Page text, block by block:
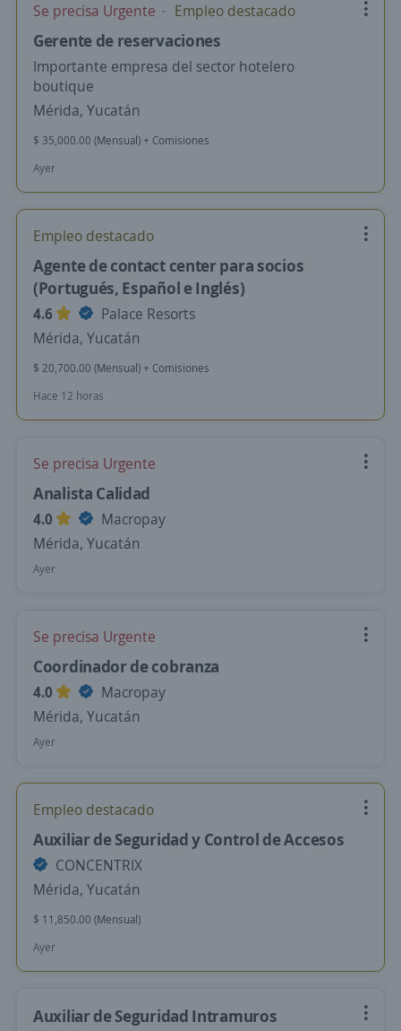
Se precisa Urgente Empleo destacado
Gerente de reservaciones
Importante empresa del sector hotelero
boutique
Mérida, Yucatán
$ 35,000.00 (Mensual) + Comisiones
Ayer
Empleo destacado
Agente de contact center para socios
(Portugués, Español e Inglés)
4.6
Palace Resorts
Mérida, Yucatán
$ 20,700.00 (Mensual) + Comisiones
Hace 12 horas
Se precisa Urgente
Analista Calidad
4.0
Macropay
Mérida, Yucatán
Ayer
Se precisa Urgente
Coordinador de cobranza
4.0
Macropay
Mérida, Yucatán
Ayer
Empleo destacado
Auxiliar de Seguridad y Control de Accesos
CONCENTRIX
Mérida, Yucatán
$ 11,850.00 (Mensual)
Ayer
Auxiliar de Seguridad Intramuros